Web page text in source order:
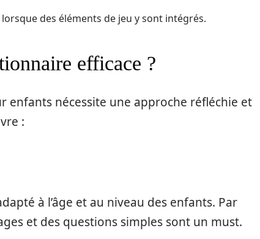
des éléments de jeu y sont intégrés.
efficace ?
enfants nécessite une approche réfléchie et
:
à l’âge et au niveau des enfants. Par
et des questions simples sont un must.